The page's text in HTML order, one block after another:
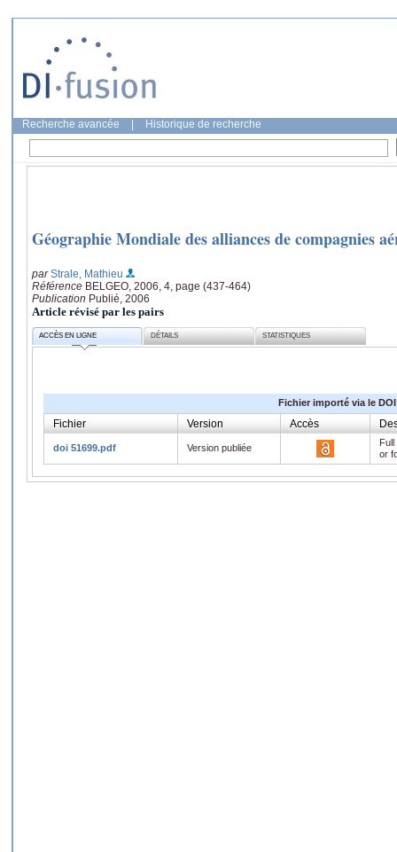
Recherche avancée Historique de recherche
Géographie Mondiale des alliances de compagnies
parStrale, Mathieu
Référence BELGEO, 2006, 4, page (437-464)
Publication Publié, 2006
Article révisé par les pairs
ACCÈS EN LIGNE DÉTAILS STATISTIQUES
Fichier importé via le DOI
Fichier Version Accès
doi 51699.pdf Version publiée
or